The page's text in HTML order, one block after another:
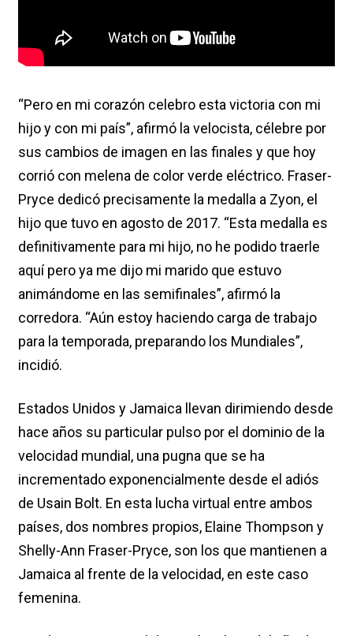
“Pero en mi corazón celebro esta victoria con mi
hijo y con mi país”, afirmó la velocista, célebre por
sus cambios de imagen en las finales y que hoy
corrió con melena de color verde eléctrico. Fraser-
Pryce dedicó precisamente la medalla a Zyon, el
hijo que tuvo en agosto de 2017. “Esta medalla es
definitivamente para mi hijo, no he podido traerle
aquí pero ya me dijo mi marido que estuvo
animándome en las semifinales”, afirmó la
corredora. “Aún estoy haciendo carga de trabajo
para la temporada, preparando los Mundiales”,
incidió.
Estados Unidos y Jamaica llevan dirimiendo desde
hace años su particular pulso por el dominio de la
velocidad mundial, una pugna que se ha
incrementado exponencialmente desde el adiós
de Usain Bolt. En esta lucha virtual entre ambos
países, dos nombres propios, Elaine Thompson y
Shelly-Ann Fraser-Pryce, son los que mantienen a
Jamaica al frente de la velocidad, en este caso
femenina.